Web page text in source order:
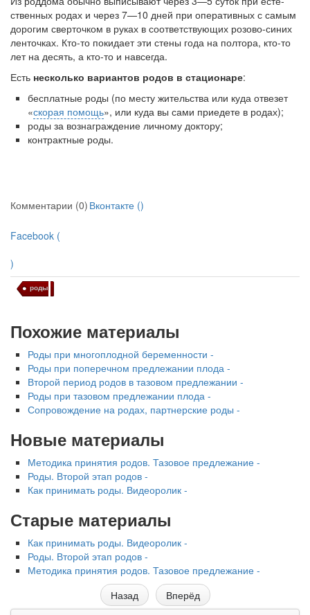
ственных родах и через 7—10 дней при оперативных с самым
дорогим сверточком в руках в соответствующих розово-синих
лен­точках. Кто-то покидает эти стены года на полтора, кто-то
лет на десять, а кто-то и навсегда.
Есть несколько вариантов родов в стационаре:
бесплатные роды (по месту жительства или куда отвезет
«скорая помощь», или куда вы сами приедете в родах);
роды за вознаграждение личному доктору;
контрактные роды.
Комментарии (0) Вконтакте ()
Facebook (
)
роды
Похожие материалы
Роды при многоплодной беременности -
Роды при поперечном предлежании плода -
Второй период родов в тазовом предлежании -
Роды при тазовом предлежании плода -
Сопровождение на родах, партнерские роды -
Новые материалы
Методика принятия родов. Тазовое предлежание -
Роды. Второй этап родов -
Как принимать роды. Видеоролик -
Старые материалы
Как принимать роды. Видеоролик -
Роды. Второй этап родов -
Методика принятия родов. Тазовое предлежание -
Назад
Вперёд